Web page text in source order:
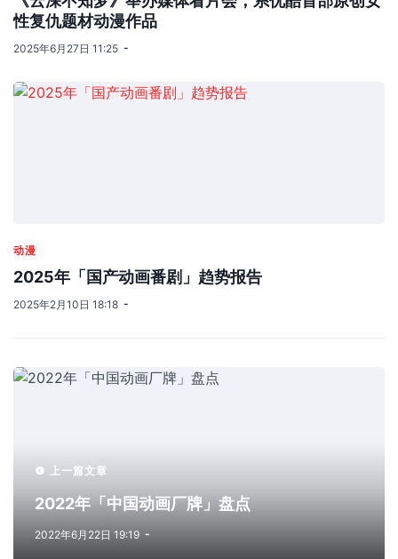
性复仇题材动漫作品
2025年6月27日 11:25
动漫
2025年「国产动画番剧」趋势报告
2025年2月10日 18:18
上一篇文章
2022年「中国动画厂牌」盘点
2022年6月22日 19:19